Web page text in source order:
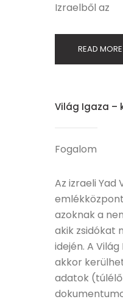
Izraelből az
READ MORE
Világ Igaza –
Fogalom
Az izraeli Yad
azoknak a
akik zsidókat
idején. A
akkor
adatok